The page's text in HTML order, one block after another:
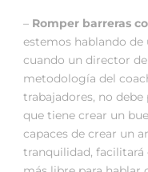
– Romper barreras
estemos hablando de
cuando un director
metodología del
trabajadores, no
que tiene crear un
capaces de crear un
tranquilidad, facilitará